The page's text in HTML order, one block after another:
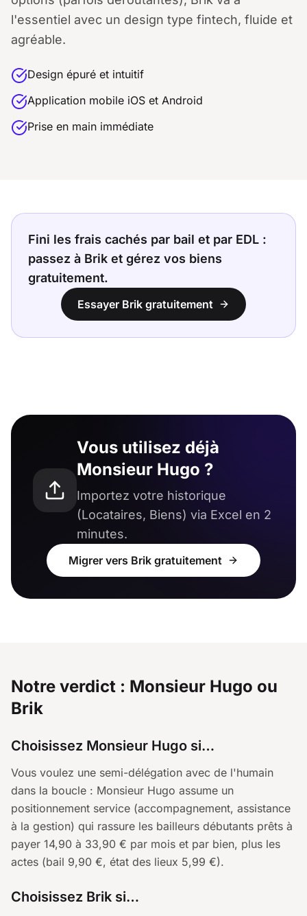
l'essentiel avec un design type fintech, fluide et
agréable.
Design épuré et intuitif
Application mobile iOS et Android
Prise en main immédiate
Fini les frais cachés par bail et par EDL :
passez à Brik et gérez vos biens
gratuitement.
Essayer Brik gratuitement
Vous utilisez déjà
Monsieur Hugo ?
Importez votre historique
(Locataires, Biens) via Excel en 2
minutes.
Migrer vers Brik gratuitement
Notre verdict : Monsieur Hugo ou
Brik
Choisissez Monsieur Hugo si…
Vous voulez une semi-délégation avec de l'humain
dans la boucle : Monsieur Hugo assume un
positionnement service (accompagnement, assistance
à la gestion) qui rassure les bailleurs débutants prêts à
payer 14,90 à 33,90 € par mois et par bien, plus les
actes (bail 9,90 €, état des lieux 5,99 €).
Choisissez Brik si…